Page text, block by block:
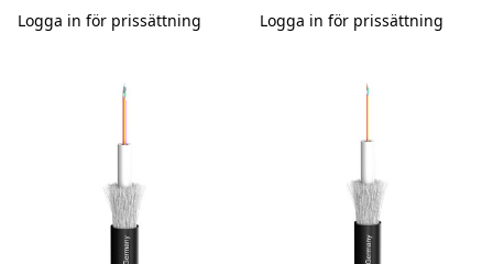
Logga in för prissättning
Logga in för prissättning